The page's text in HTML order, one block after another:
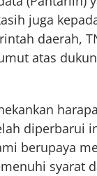
juga
daerah,
atas
diperbarui
berupaya
syarat